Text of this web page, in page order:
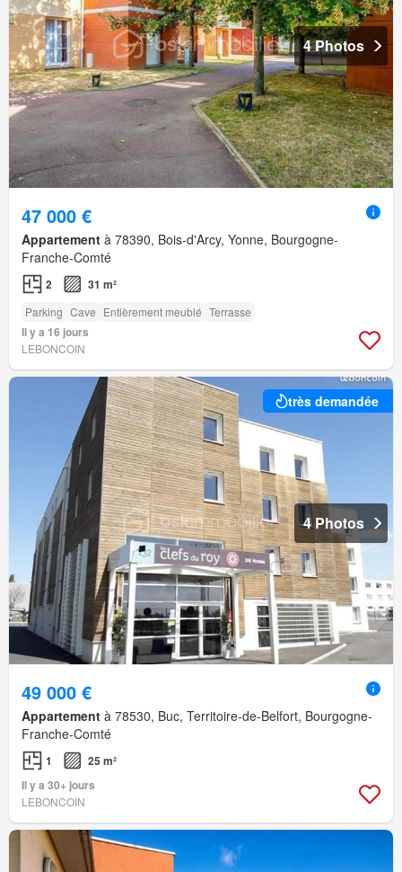
4 Photos
47 000 €
Appartement à 78390, Bois-d'Arcy, Yonne, Bourgogne-
Franche-Comté
2 31 m²
Parking Cave Entièrement meublé Terrasse
Il y a 16 jours
LEBONCOIN
très demandée
4 Photos
49 000 €
Appartement à 78530, Buc, Territoire-de-Belfort, Bourgogne-
Franche-Comté
1
25 m²
Il y a 30+ jours
LEBONCOIN